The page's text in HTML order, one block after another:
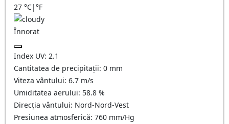
27 °C|°F
Înnorat
Index UV: 2.1
Cantitatea de precipitații: 0 mm
Viteza vântului: 6.7 m/s
Umiditatea aerului: 58.8 %
Direcția vântului: Nord-Nord-Vest
Presiunea atmosferică: 760 mm/Hg